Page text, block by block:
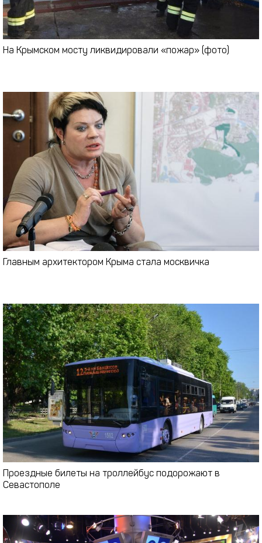
На Крымском мосту ликвидировали «пожар» (фото)
Главным архитектором Крыма стала москвичка
Проездные билеты на троллейбус подорожают в
Севастополе